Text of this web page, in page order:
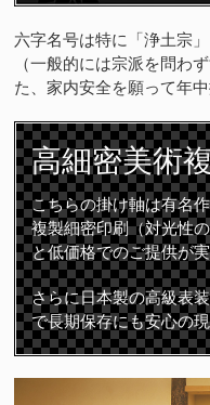
六字名号は特に「浄土宗
（一般的には宗派を問わ
た、家内安全を願って年
高細密美術
こちらの掛け軸は有名
複製細密印刷（対光性
と低価格でのご提供が
さらに日本製の高級表
で長期保存にも安心の